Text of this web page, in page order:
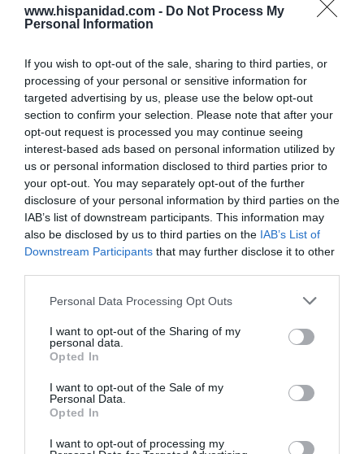
www.hispanidad.com - Do Not Process My
Personal Information
If you wish to opt-out of the sale, sharing to third parties, or
processing of your personal or sensitive information for
targeted advertising by us, please use the below opt-out
section to confirm your selection. Please note that after your
opt-out request is processed you may continue seeing
interest-based ads based on personal information utilized by
us or personal information disclosed to third parties prior to
your opt-out. You may separately opt-out of the further
disclosure of your personal information by third parties on the
IAB’s list of downstream participants. This information may
also be disclosed by us to third parties on the IAB’s List of
Downstream Participants that may further disclose it to other
Personal Data Processing Opt Outs
I want to opt-out of the Sharing of my
personal data.
Opted In
I want to opt-out of the Sale of my
Personal Data.
Opted In
I want to opt-out of processing my
Artículos anteriores
Diario de la corrupción sanchista. Hazte
Oír se manifiesta delante de La Mareta:
“Pedro Sánchez es un criminal”
por Redacción
Artículos anteriores
Opinión
Enormes minucias
por Eulogio López